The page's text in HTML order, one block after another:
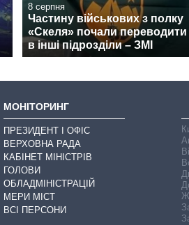
8 серпня
Частину військових з полку
«Скеля» почали переводити
в інші підрозділи – ЗМІ
МОНІТОРИНГ
ПРЕЗИДЕНТ І ОФІС
ВЕРХОВНА РАДА
КАБІНЕТ МІНІСТРІВ
ГОЛОВИ
ОБЛАДМІНІСТРАЦІЙ
МЕРИ МІСТ
ВСІ ПЕРСОНИ